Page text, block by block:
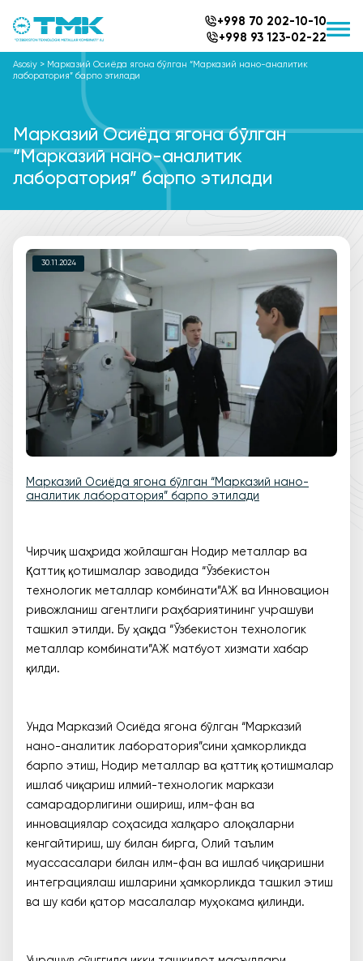
+998 70 202-10-10
+998 93 123-02-22
Asosiy > Марказий Осиёда ягона бўлган “Марказий нано-аналитик
лаборатория” барпо этилади
Марказий Осиёда ягона бўлган
“Марказий нано-аналитик
лаборатория” барпо этилади
30.11.2024
Марказий Осиёда ягона бўлган “Марказий нано-
аналитик лаборатория” барпо этилади
Чирчиқ шаҳрида жойлашган Нодир металлар ва
Қаттиқ қотишмалар заводида “Ўзбекистон
технологик металлар комбинати”АЖ ва Инновацион
ривожланиш агентлиги раҳбариятининг учрашуви
ташкил этилди. Бу ҳақда “Ўзбекистон технологик
металлар комбинати”АЖ матбуот хизмати хабар
қилди.
Унда Марказий Осиёда ягона бўлган “Марказий
нано-аналитик лаборатория”сини ҳамкорликда
барпо этиш, Нодир металлар ва қаттиқ қотишмалар
ишлаб чиқариш илмий-технологик маркази
самарадорлигини ошириш, илм-фан ва
инновациялар соҳасида халқаро алоқаларни
кенгайтириш, шу билан бирга, Олий таълим
муассасалари билан илм-фан ва ишлаб чиқаришни
интеграциялаш ишларини ҳамкорликда ташкил этиш
ва шу каби қатор масалалар муҳокама қилинди.